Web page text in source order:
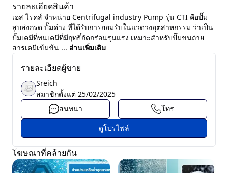
รายละเอียดสินค้า
เอส ไรคส์ จำหน่าย Centrifugal industry Pump รุ่น CTI คือปั๊ม
สูบส่งกรด ปั๊มด่าง ที่ได้รับการยอมรับในแวดวงอุตสาหกรรม ว่าเป็น
ปั๊มเคมีที่ทนเคมีที่มีฤทธิ์กัดกร่อนรุนแรง เหมาะสำหรับปั๊มขนถ่าย
สารเคมีเข้มข้น ... อ่านเพิ่มเติม
รายละเอียดผู้ขาย
Sreich
สมาชิกตั้งแต่ 25/02/2025
สนทนา
โทร
ดูโปรไฟล์
โฆษณาที่คล้ายกัน